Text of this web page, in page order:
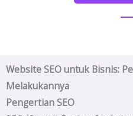
Website SEO untuk Bisnis:
Melakukannya
Pengertian SEO